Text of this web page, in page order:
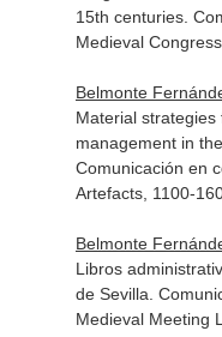
15th centuries.
Medieval
Belmonte
Material
management in
Comunicación en
Artefacts, 1100-
Belmonte
Libros
de Sevilla.
Medieval Meeting